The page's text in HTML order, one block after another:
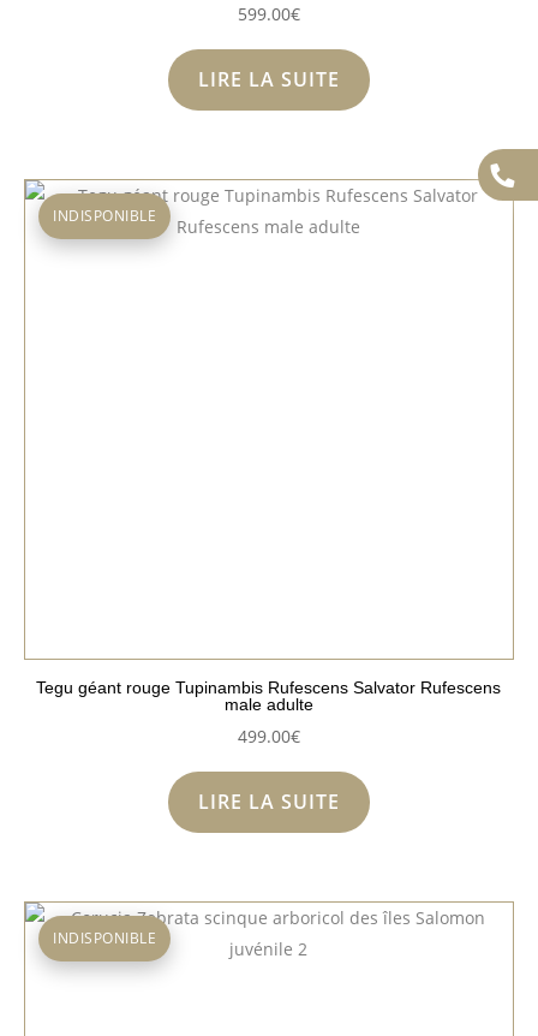
599.00€
LIRE LA SUITE
Tegu géant rouge Tupinambis Rufescens Salvator Rufescens
male adulte
499.00€
INDISPONIBLE
LIRE LA SUITE
INDISPONIBLE